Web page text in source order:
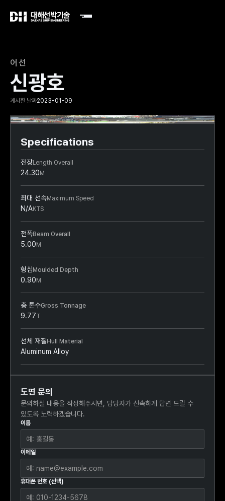
어선
신광호
게시한 날짜2023-01-09
Slide 2 of 2.
Specifications
전장Length Overall
24.30 M
최대 선속Maximum Speed
N/AKTS
전폭Beam Overall
5.00 M
형심 Moulded Depth
0.90 M
총 톤수Gross Tonnage
9.77T
선체 재질 Hull Material
Aluminum Alloy
도면 문의
문의하실 내용을 작성해주시면, 담당자가 신속하게 답변 드릴 수
있도록 노력하겠습니다.
이름
이메일
휴대폰 번호 (선택)